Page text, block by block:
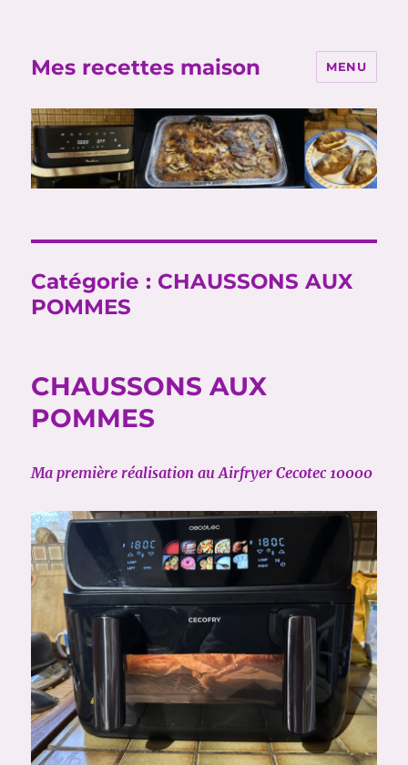
Mes recettes maison MENU
Catégorie : CHAUSSONS AUX
POMMES
CHAUSSONS AUX
POMMES
Ma première réalisation au Airfryer Cecotec 10000